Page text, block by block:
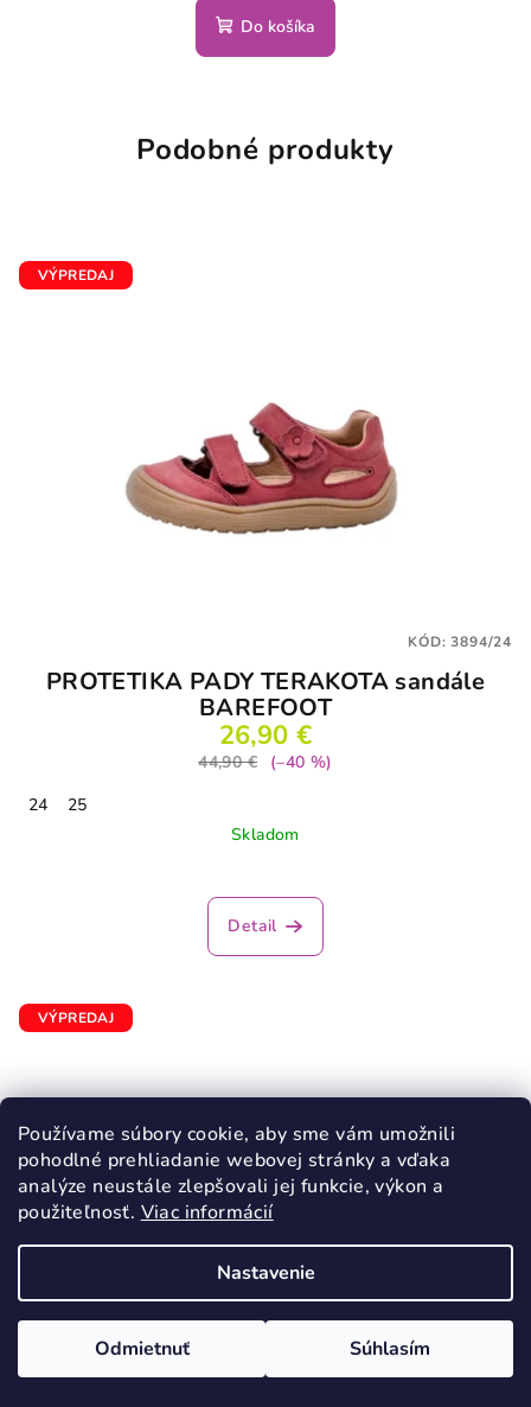
Používame súbory cookie, aby sme vám umožnili
pohodlné prehliadanie webovej stránky a vďaka
analýze neustále zlepšovali jej funkcie, výkon a
použiteľnosť. Viac informácií
Nastavenie
Odmietnuť Súhlasím
Do košíka
Podobné produkty
VÝPREDAJ
PROTETIKA PADY TERAKOTA sandále
BAREFOOT
26,90 €
44,90 €
(–40 %)
24
25
Skladom
hodnotenie
produktu
Detail
KÓD:3894/24
VÝPREDAJ